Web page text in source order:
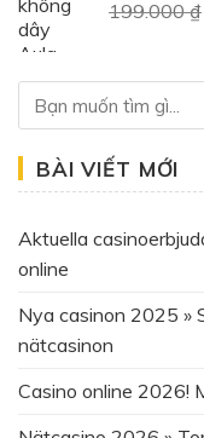
199.000₫
BÀI VIẾT MỚI
Aktuella
online
Nya casinon 2025 »
nätcasinon
Casino online 2026!